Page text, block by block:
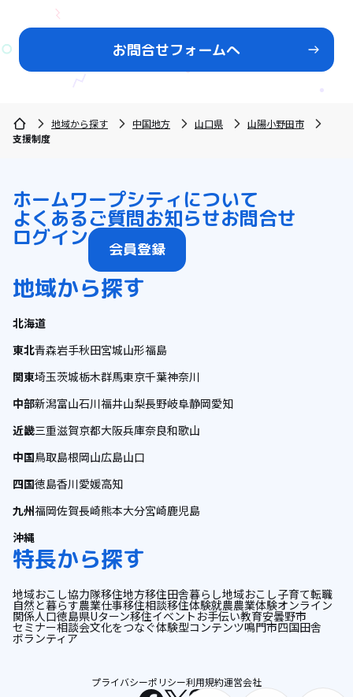
お問合せフォームへ
地域から探す 中国地方 山口県
山陽小野田市
支援制度
ホームワープシティについて
よくあるご質問お知らせお問合せ
ログイン 会員登録
地域から探す
北海道
東北青森岩手秋田宮城山形福島
関東埼玉茨城栃木群馬東京千葉神奈川
中部新潟富山石川福井山梨長野岐阜静岡愛知
近畿三重滋賀京都大阪兵庫奈良和歌山
中国鳥取島根岡山広島山口
四国徳島香川愛媛高知
九州福岡佐賀長崎熊本大分宮崎鹿児島
沖縄
特長から探す
地域おこし協力隊移住地方移住田舎暮らし地域おこし子育て転職
自然と暮らす農業仕事移住相談移住体験就農農業体験オンライン
関係人口徳島県Uターン移住イベント お手伝い教育安曇野市
セミナー相談会文化をつなぐ体験型コンテンツ鳴門市四国田舎
ボランティア
プライバシーポリシー利用規約運営会社